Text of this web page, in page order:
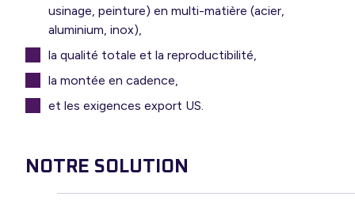
usinage, peinture) en multi-matière (acier,
aluminium, inox),
la qualité totale et la reproductibilité,
la montée en cadence,
et les exigences export US.
NOTRE SOLUTION